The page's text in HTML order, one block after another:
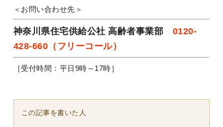
＜お問い合わせ先＞
神奈川県住宅供給公社 高齢者事業部 0120-
428-660（フリーコール）
［受付時間：平日9時～17時］
この記事を書いた人